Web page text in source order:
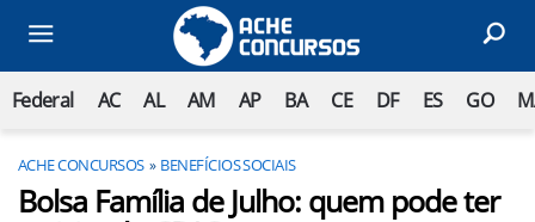
Federal AC AL AM AP BA CE DF ES GO
ACHE CONCURSOS BENEFÍCIOS SOCIAIS
Bolsa Família de Julho: quem pode ter